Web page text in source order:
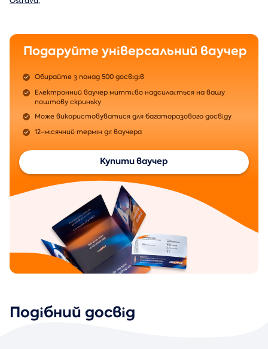
Подаруйте універсальний ваучер
Обирайте з понад 500 досвідів
Електронний ваучер миттєво надсилається на вашу
поштову скриньку
Може використовуватися для багаторазового досвіду
12-місячний термін дії ваучера
Купити ваучер
Подібний досвід